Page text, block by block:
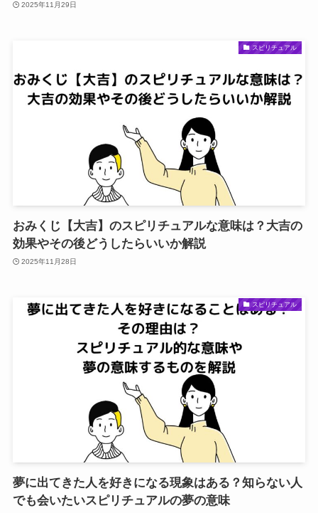
2025年11月29日
スピリチュアル
おみくじ【大吉】のスピリチュアルな意味は？大吉の
効果やその後どうしたらいいか解説
2025年11月28日
スピリチュアル
夢に出てきた人を好きになる現象はある？知らない人
でも会いたいスピリチュアルの夢の意味